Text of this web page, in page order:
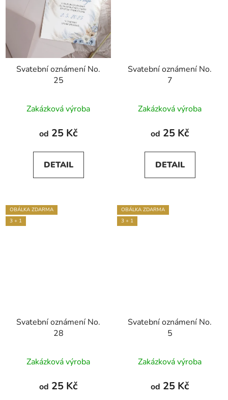
Svatební oznámení No.
25
Zakázková výroba
od 25 Kč
DETAIL
Svatební oznámení No.
7
hodnocení
produktu
5,0
z
Zakázková výroba
od 25 Kč
DETAIL
OBÁLKA ZDARMA
3 + 1
Svatební oznámení No.
28
Zakázková výroba
od 25 Kč
OBÁLKA ZDARMA
3 + 1
Svatební oznámení No.
5
hodnocení
produktu
Zakázková výroba
od 25 Kč